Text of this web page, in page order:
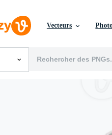
Vecteurs